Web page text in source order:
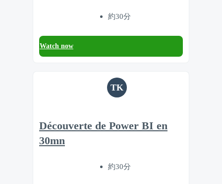
約30分
Watch now
TK
Découverte de Power BI en
30mn
約30分